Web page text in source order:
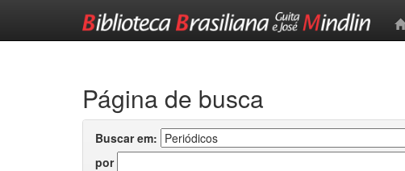
Página de busca
Buscar em:
por